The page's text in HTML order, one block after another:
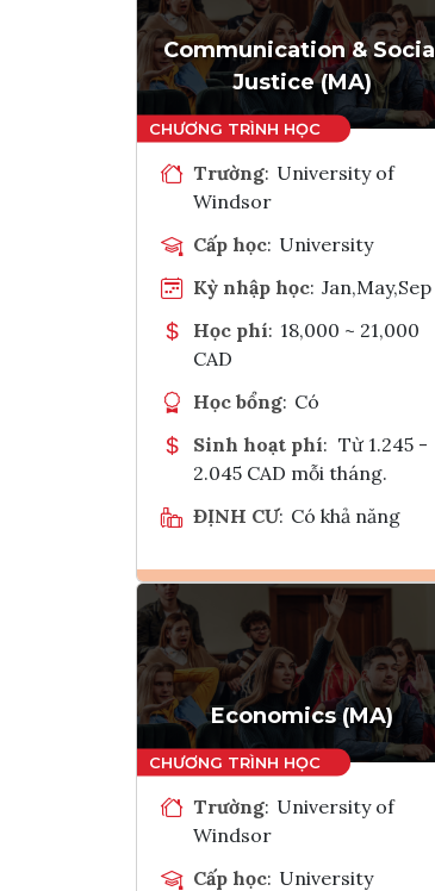
Communication & Social
Justice (MA)
Trường: University of
Windsor
Cấp học: University
Kỳ nhập học: Jan,May,Sep
Học phí: 18,000 ~ 21,000
CAD
Học bổng: Có
Sinh hoạt phí: Từ 1.245 -
2.045 CAD mỗi tháng.
ĐỊNH CƯ: Có khả năng
Ghi danh
Tham vấn Interlink
Economics (MA)
Trường: University of
Windsor
Cấp học: University